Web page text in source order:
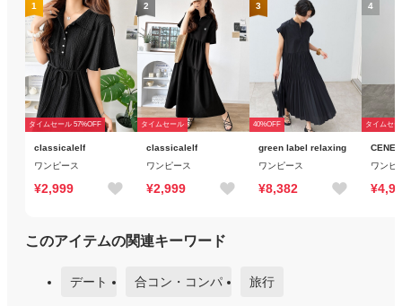
1
タイムセール 57%OFF
classicalelf
ワンピース
¥2,999
2
タイムセール
classicalelf
ワンピース
¥2,999
3
40%OFF
green label relaxing
ワンピース
¥8,382
4
タイムセ
CENEA
ワンピ
このアイテムの関連キーワード
デート 合コン・コンパ 旅行